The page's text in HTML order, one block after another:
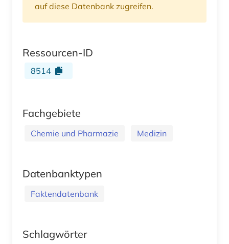
auf diese Datenbank zugreifen.
Ressourcen-ID
8514
Fachgebiete
Chemie und Pharmazie Medizin
Datenbanktypen
Faktendatenbank
Schlagwörter